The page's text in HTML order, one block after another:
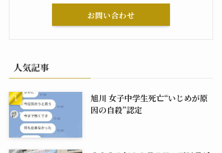
お問い合わせ
人気記事
旭川 女子中学生死亡“いじめが原
因の自殺”認定